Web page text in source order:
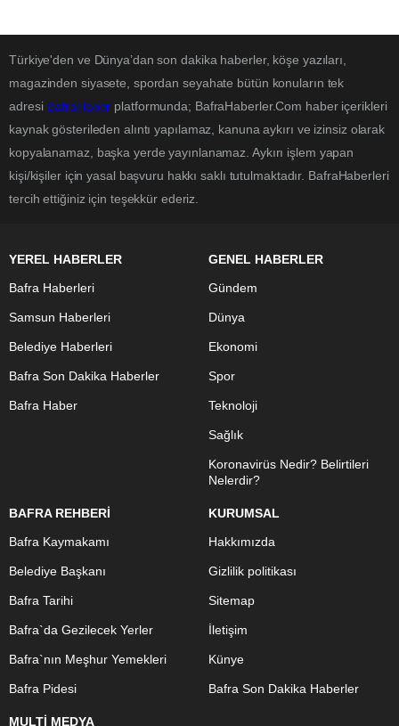
Türkiye'den ve Dünya’dan son dakika haberler, köşe yazıları,
magazinden siyasete, spordan seyahate bütün konuların tek
adresi BafraHaber platformunda; BafraHaberler.Com haber içerikleri
kaynak gösterileden alıntı yapılamaz, kanuna aykırı ve izinsiz olarak
kopyalanamaz, başka yerde yayınlanamaz. Aykırı işlem yapan
kişi/kişiler için yasal başvuru hakkı saklı tutulmaktadır. BafraHaberleri
tercih ettiğiniz için teşekkür ederiz.
YEREL HABERLER
Bafra Haberleri
Samsun Haberleri
Belediye Haberleri
Bafra Son Dakika Haberler
Bafra Haber
GENEL HABERLER
Gündem
Dünya
Ekonomi
Spor
Teknoloji
Sağlık
Koronavirüs Nedir? Belirtileri
Nelerdir?
BAFRA REHBERİ
Bafra Kaymakamı
Belediye Başkanı
Bafra Tarihi
Bafra`da Gezilecek Yerler
Bafra`nın Meşhur Yemekleri
Bafra Pidesi
KURUMSAL
Hakkımızda
Gizlilik politikası
Sitemap
İletişim
Künye
Bafra Son Dakika Haberler
MULTİ MEDYA